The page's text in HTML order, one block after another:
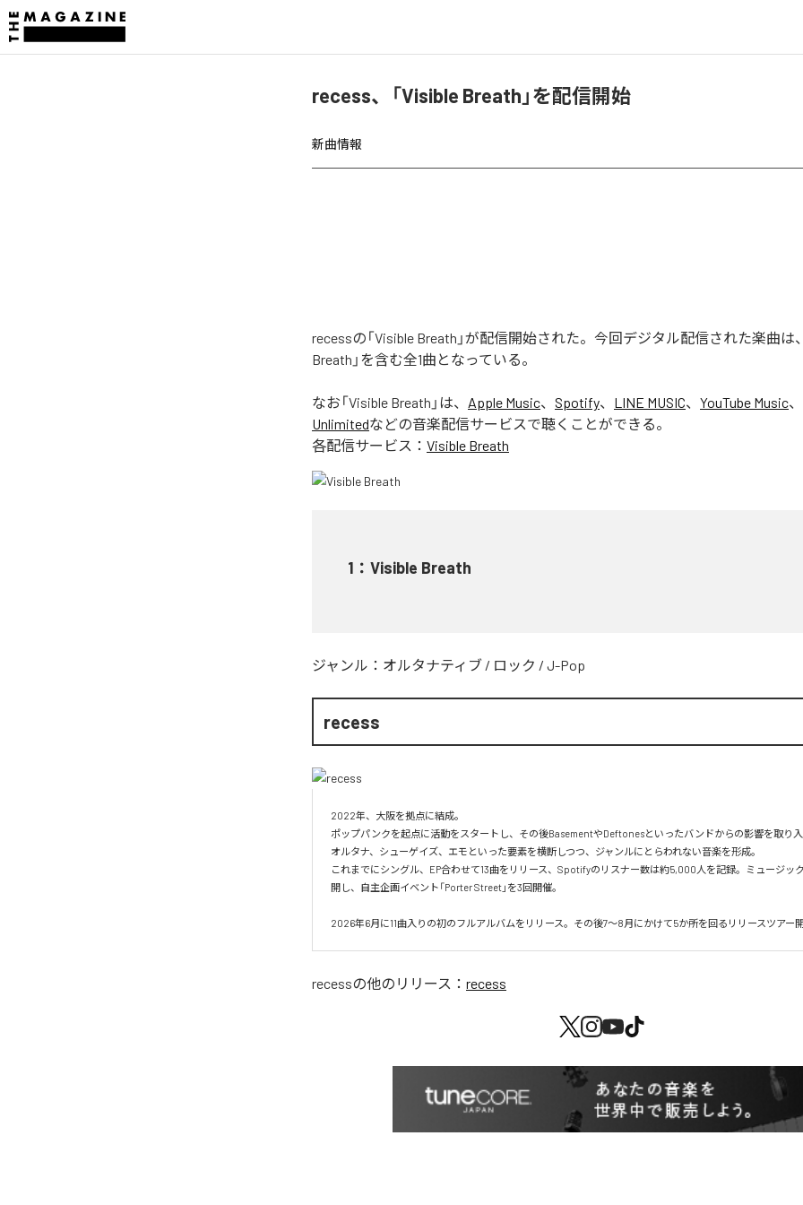
recess、「Visible Breath」を配信開始
新曲情報
recessの「Visible Breath」が配信開始された。今回デジタル配信された楽曲は
Breath」を含む全1曲となっている。
なお「Visible Breath 」は、 Apple Music、 Spotify、 LINE MUSIC、 YouTube Music、
Unlimitedなどの音楽配信サービスで聴くことができる。
各配信サービス： Visible Breath
1 ： Visible Breath
ジャンル： オルタナティブ / ロック / J-Pop
recess
2022年、大阪を拠点に結成。
ポップパンクを起点に活動をスタートし、その後BasementやDeftonesといったバンドからの影響を取り
オルタナ、シューゲイズ、エモといった要素を横断しつつ、ジャンルにとらわれない音楽を形成。
これまでにシングル、EP合わせて13曲をリリース、Spotifyのリスナー数は約5,000人を記録。ミュージッ
開し、自主企画イベント「Porter Street」を3回開催。
2026年6月に11曲入りの初のフルアルバムをリリース。その後7〜8月にかけて5か所を回るリリースツアー開
recessの他のリリース： recess